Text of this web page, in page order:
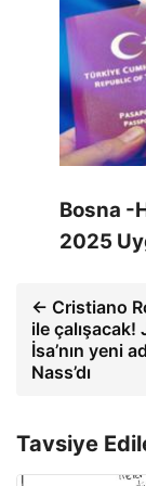
Bosna -
2025
← Cristiano
ile çalışacak!
İsa’nın yeni
Nass’dı
Tavsiye